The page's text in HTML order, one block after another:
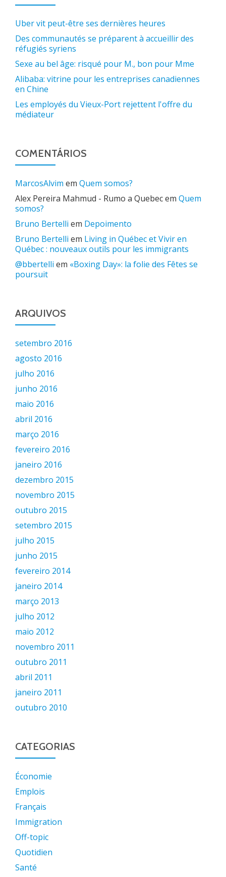
Uber vit peut-être ses dernières heures
Des communautés se préparent à accueillir des
réfugiés syriens
Sexe au bel âge: risqué pour M., bon pour Mme
Alibaba: vitrine pour les entreprises canadiennes
en Chine
Les employés du Vieux-Port rejettent l'offre du
médiateur
COMENTÁRIOS
MarcosAlvim em Quem somos?
Alex Pereira Mahmud - Rumo a Quebecem Quem
somos?
Bruno Bertelli em Depoimento
Bruno Bertelli em Living in Québec et Vivir en
Québec : nouveaux outils pour les immigrants
@bbertelli em «Boxing Day»: la folie des Fêtes se
poursuit
ARQUIVOS
setembro 2016
agosto 2016
julho 2016
junho 2016
maio 2016
abril 2016
março 2016
fevereiro 2016
janeiro 2016
dezembro 2015
novembro 2015
outubro 2015
setembro 2015
julho 2015
junho 2015
fevereiro 2014
janeiro 2014
março 2013
julho 2012
maio 2012
novembro 2011
outubro 2011
abril 2011
janeiro 2011
outubro 2010
CATEGORIAS
Économie
Emplois
Français
Immigration
Off-topic
Quotidien
Santé